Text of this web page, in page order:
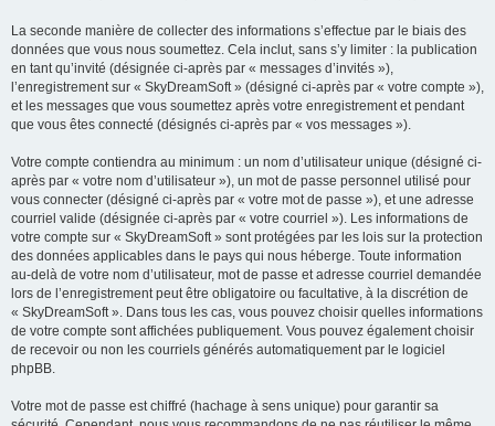
La seconde manière de collecter des informations s’effectue par le biais des
données que vous nous soumettez. Cela inclut, sans s’y limiter : la publication
en tant qu’invité (désignée ci-après par « messages d’invités »),
l’enregistrement sur « SkyDreamSoft » (désigné ci-après par « votre compte »),
et les messages que vous soumettez après votre enregistrement et pendant
que vous êtes connecté (désignés ci-après par « vos messages »).
Votre compte contiendra au minimum : un nom d’utilisateur unique (désigné ci-
après par « votre nom d’utilisateur »), un mot de passe personnel utilisé pour
vous connecter (désigné ci-après par « votre mot de passe »), et une adresse
courriel valide (désignée ci-après par « votre courriel »). Les informations de
votre compte sur « SkyDreamSoft » sont protégées par les lois sur la protection
des données applicables dans le pays qui nous héberge. Toute information
au-delà de votre nom d’utilisateur, mot de passe et adresse courriel demandée
lors de l’enregistrement peut être obligatoire ou facultative, à la discrétion de
« SkyDreamSoft ». Dans tous les cas, vous pouvez choisir quelles informations
de votre compte sont affichées publiquement. Vous pouvez également choisir
de recevoir ou non les courriels générés automatiquement par le logiciel
phpBB.
Votre mot de passe est chiffré (hachage à sens unique) pour garantir sa